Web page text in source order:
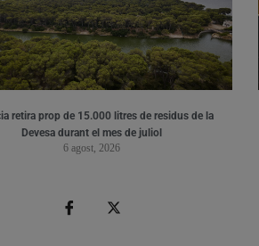
retira prop de 15.000 litres de residus de la
Devesa durant el mes de juliol
6 agost, 2026